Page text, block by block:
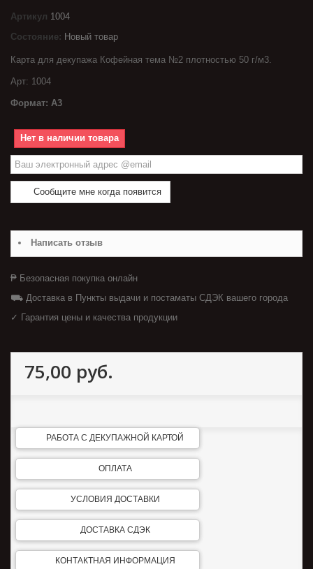
Артикул 1004
Состояние: Новый товар
Карта для декупажа Кофейная тема №2 плотностью 50 г/м3.
Арт: 1004
Формат: А3
Нет в наличии товара
Сообщите мне когда появится
Написать отзыв
₱ Безопасная покупка онлайн
⛟ Доставка в Пункты выдачи и постаматы СДЭК вашего города
✓ Гарантия цены и качества продукции
75,00 руб.
РАБОТА С ДЕКУПАЖНОЙ КАРТОЙ
ОПЛАТА
УСЛОВИЯ ДОСТАВКИ
ДОСТАВКА СДЭК
КОНТАКТНАЯ ИНФОРМАЦИЯ